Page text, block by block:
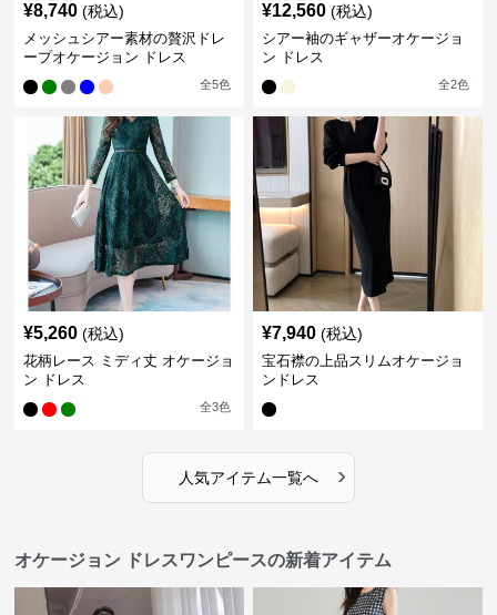
¥8,740 (税込)
メッシュシアー素材の贅沢ドレ
ープオケージョン ドレス
全5色
¥12,560 (税込)
シアー袖のギャザーオケージョ
ン ドレス
全2色
¥5,260 (税込)
花柄レース ミディ丈 オケージョ
ン ドレス
全3色
¥7,940 (税込)
宝石襟の上品スリムオケージョ
ンドレス
人気アイテム一覧へ ›
オケージョン ドレスワンピースの新着アイテム